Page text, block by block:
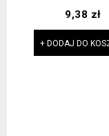
Cena
9,38 zł
+ DODAJ DO